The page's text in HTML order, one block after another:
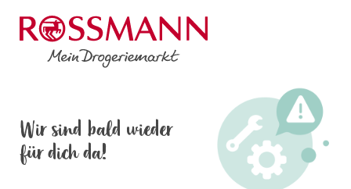
Wir sind bald wieder
für dich da!